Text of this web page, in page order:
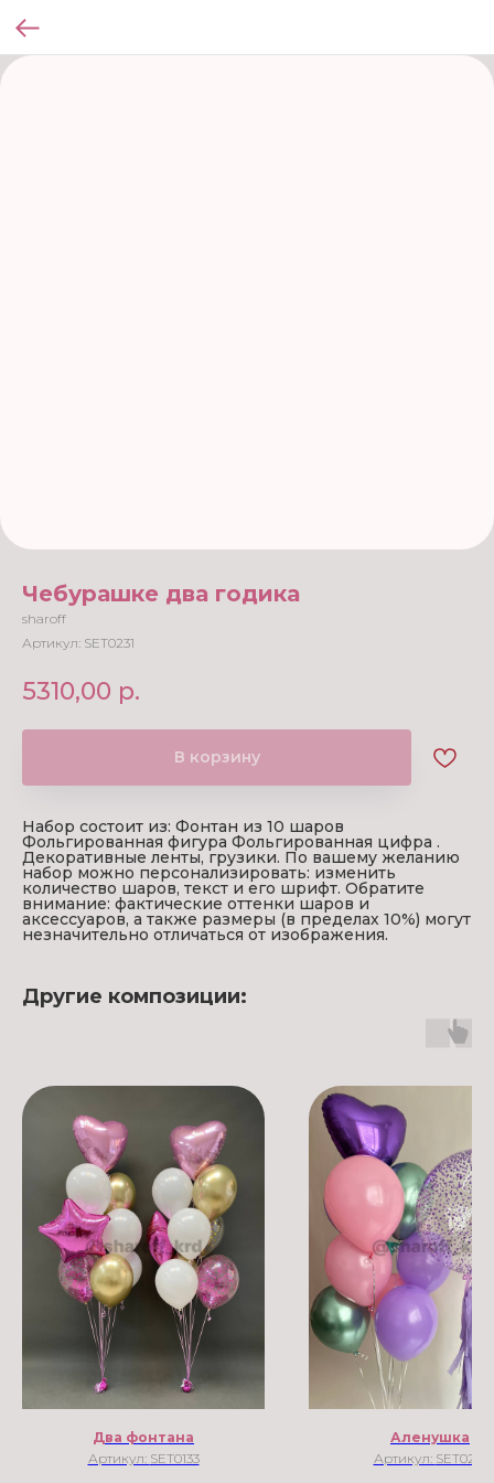
Чебурашке два годика
sharoff
Артикул: SET0231
5310,00 р.
В корзину
Набор состоит из: Фонтан из 10 шаров
Фольгированная фигура Фольгированная цифра .
Декоративные ленты, грузики. По вашему желанию
набор можно персонализировать: изменить
количество шаров, текст и его шрифт. Обратите
внимание: фактические оттенки шаров и
аксессуаров, а также размеры (в пределах 10%) могут
незначительно отличаться от изображения.
Другие композиции:
Два фонтана
Артикул: SET0133
Аленушка
Артикул: SET0210